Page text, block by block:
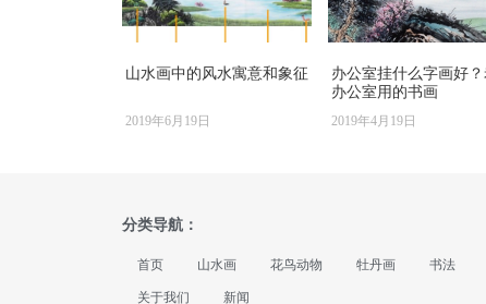
山水画中的风水寓意和象征
2019年6月19日
办公室挂什么字画好？
办公室用的书画
2019年4月19日
分类导航：
首页 山水画 花鸟动物 牡丹画 书法
关于我们 新闻